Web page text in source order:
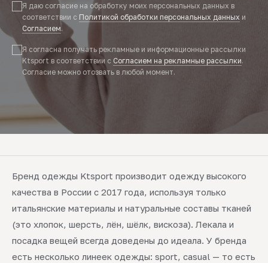
Я даю согласие на обработку моих персональных данных в
соответствии с Политикой обработки персональных данных и
Согласием.
Я согласна получать рекламные и информационные рассылки
Ktsport в соответствии с Согласием на рекламные рассылки.
Согласие можно отозвать в любой момент.
Бренд одежды Ktsport производит одежду высокого
качества в России с 2017 года, используя только
итальянские материалы и натуральные составы тканей
(это хлопок, шерсть, лён, шёлк, вискоза). Лекала и
посадка вещей всегда доведены до идеала. У бренда
есть несколько линеек одежды: sport, casual — то есть